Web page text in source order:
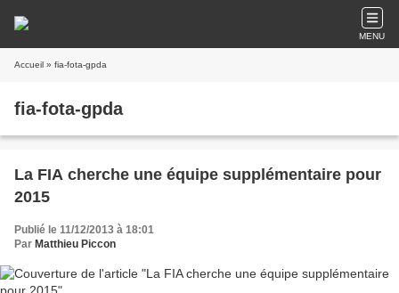
MENU
Accueil » fia-fota-gpda
fia-fota-gpda
La FIA cherche une équipe supplémentaire pour
2015
Publié le 11/12/2013 à 18:01
Par Matthieu Piccon